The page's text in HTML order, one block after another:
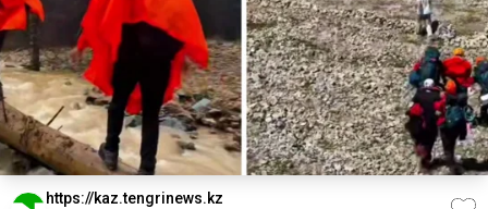
https://kaz.tengrinews.kz